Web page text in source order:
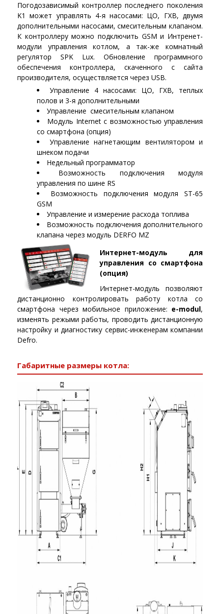
Погодозависимый контроллер последнего поколения
K1 может управлять 4-я насосами: ЦО, ГХВ, двумя
дополнительными насосами, смесительным клапаном.
К контроллеру можно подключить GSM и Интренет-
модули управления котлом, а так-же комнатный
регулятор SPK Lux. Обновление программного
обеспечения контроллера, скаченного с сайта
производителя, осуществляется через USB.
Управление 4 насосами: ЦО, ГХВ, теплых
полов и 3-я дополнительными
Управление смесительным клапаном
Модуль Internet с возможностью управления
со смартфона (опция)
Управление нагнетающим вентилятором и
шнеком подачи
Недельный программатор
Возможность подключения модуля
управления по шине RS
Возможность подключения модуля ST-65
GSM
Управление и измерение расхода топлива
Возможность подключения дополнительного
клапана через модуль DERFO MZ
Интернет-модуль для
управления со смартфона
(опция)
Интернет-модуль позволяют
дистанционно контролировать работу котла со
смартфона через мобильное приложение: e-modul,
изменять режыми работы, проводить дистанционную
настройку и диагностику сервис-инженерам компании
Defro.
Габаритные размеры котла: